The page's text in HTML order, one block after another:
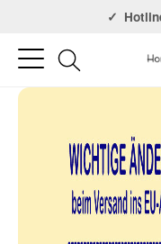
Versandkostenfrei ab